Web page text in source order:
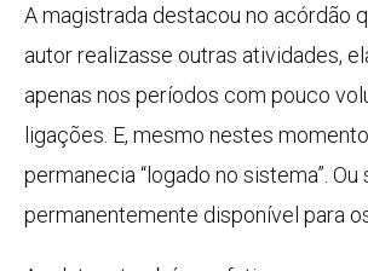
A magistrada destacou no acórdão
autor realizasse outras atividades,
apenas nos períodos com pouco
ligações. E, mesmo nestes
permanecia “logado no sistema”. Ou
permanentemente disponível para